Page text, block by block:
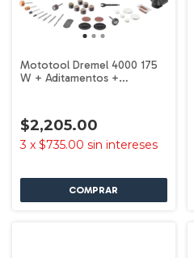
Mototool Dremel 4000 175
W + Aditamentos +
$2,205.00
3 x $735.00 sin intereses